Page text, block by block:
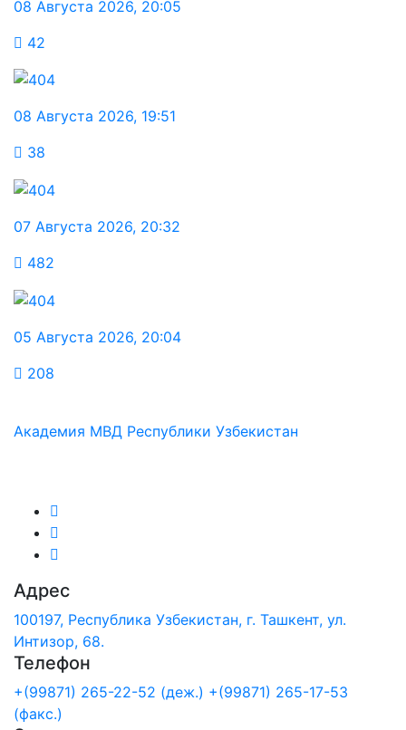
08 Августа 2026, 20:05
42
08 Августа 2026, 19:51
38
07 Августа 2026, 20:32
482
05 Августа 2026, 20:04
208
Академия МВД Республики Узбекистан
Адрес
100197, Республика Узбекистан, г. Ташкент, ул.
Интизор, 68.
Телефон
+(99871) 265-22-52 (деж.) +(99871) 265-17-53
(факс.)